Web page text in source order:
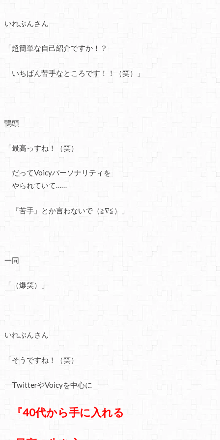
いれぶんさん
「超簡単な自己紹介ですか！？
いちばん苦手なところです！！（笑）」
鴨頭
「最高っすね！（笑）
だってVoicyパーソナリティを
やられていて……
『苦手』とか言わないで（≧∇≦）」
一同
「（爆笑）」
いれぶんさん
「そうですね！（笑）
TwitterやVoicyを中心に
『40代から手に入れる